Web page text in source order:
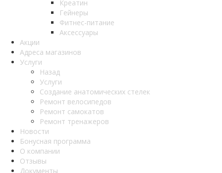
Креатин
Гейнеры
Фитнес-питание
Аксессуары
Акции
Адреса магазинов
Услуги
Назад
Услуги
Создание анатомических стелек
Ремонт велосипедов
Ремонт самокатов
Ремонт тренажеров
Новости
Бонусная программа
О компании
Отзывы
Документы